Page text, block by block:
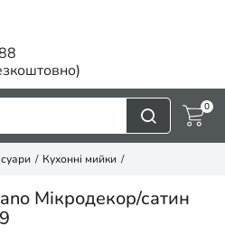
0
Кухонні мийки
Мікродекор/сатин